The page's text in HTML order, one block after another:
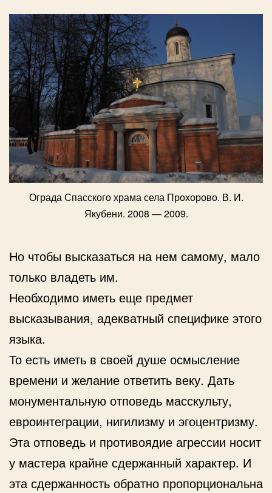
Ограда Спасского храма села Прохорово. В. И.
Якубени. 2008 — 2009.
Но чтобы высказаться на нем самому, мало
только владеть им.
Необходимо иметь еще предмет
высказывания, адекватный специфике этого
языка.
То есть иметь в своей душе осмысление
времени и желание ответить веку. Дать
монументальную отповедь масскульту,
евроинтеграции, нигилизму и эгоцентризму.
Эта отповедь и противоядие агрессии носит
у мастера крайне сдержанный характер. И
эта сдержанность обратно пропорциональна